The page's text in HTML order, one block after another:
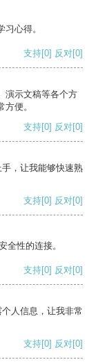
心得。
支持[0] 反对[0]
演示文稿等各个方
便。
支持[0] 反对[0]
，让我能够快速熟
支持[0] 反对[0]
全性的连接。
支持[0] 反对[0]
人信息，让我非常
支持[0] 反对[0]